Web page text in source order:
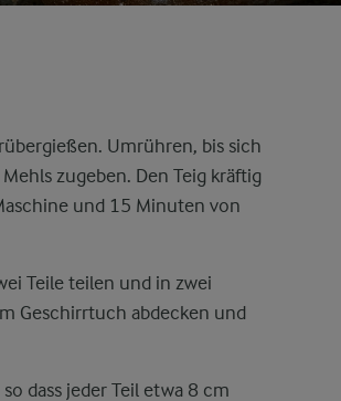
Umrühren, bis sich
zugeben. Den Teig kräftig
und 15 Minuten von
Teile teilen und in zwei
Geschirrtuch abdecken und
dass jeder Teil etwa 8 cm